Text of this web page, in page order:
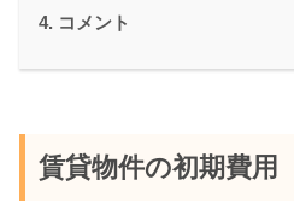
コメント
賃貸物件の初期費用